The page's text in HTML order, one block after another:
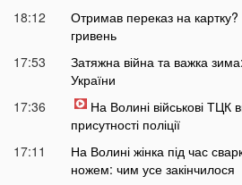
18:12
Отримав переказ на
гривень
17:53
Затяжна війна та важка
України
17:36
На Волині військові ТЦК
присутності поліції
17:11
На Волині жінка під час
ножем: чим усе закінчилося